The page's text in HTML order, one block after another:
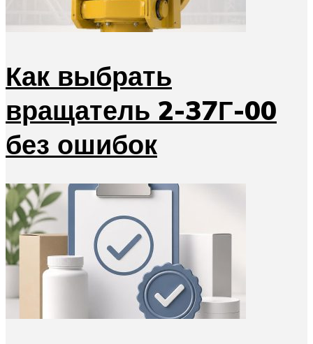
Как выбрать
вращатель 2-37Г-00
без ошибок